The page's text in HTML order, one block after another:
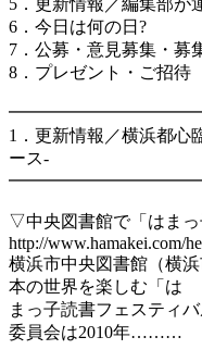
5．更新情報／編集部が
6．今日は何の日?
7．公募・意見募集・募
8．プレゼント・ご招待
1．更新情報／横浜都心
ース-
▽中央図書館で「はま
http://www.hamakei.com/
横浜市中央図書館（横浜
本の世界を楽しむ「は
まっ子読書フェスティ
委員会は2010年………